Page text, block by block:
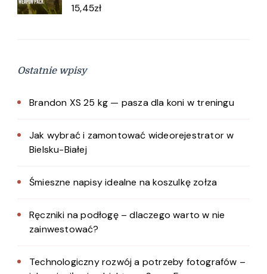
15,45zł
Ostatnie wpisy
Brandon XS 25 kg — pasza dla koni w treningu
Jak wybrać i zamontować wideorejestrator w
Bielsku-Białej
Śmieszne napisy idealne na koszulkę zołza
Ręczniki na podłogę – dlaczego warto w nie
zainwestować?
Technologiczny rozwój a potrzeby fotografów –